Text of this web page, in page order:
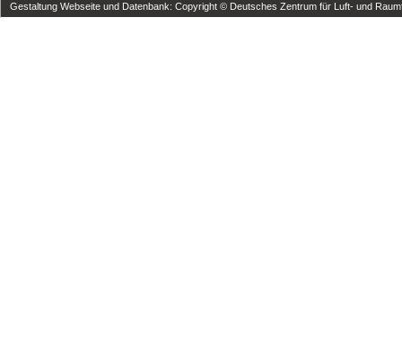
Gestaltung Webseite und Datenbank: Copyright © Deutsches Zentrum für Luft- und